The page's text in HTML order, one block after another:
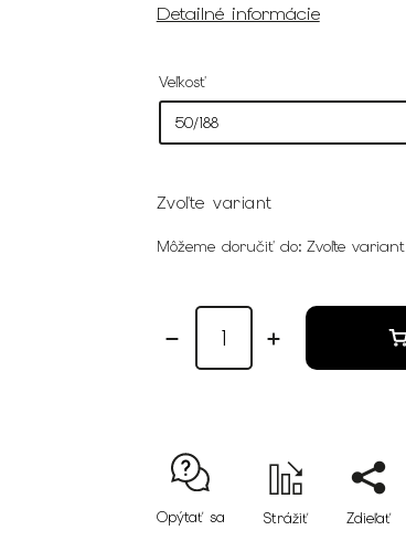
Detailné informácie
Veľkosť
Zvoľte variant
Môžeme doručiť do: Zvoľte variant
Opýtať sa Strážiť Zdieľať